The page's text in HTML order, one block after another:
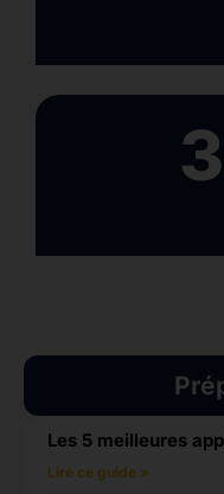
Les 5 meilleures
Lire ce guide »